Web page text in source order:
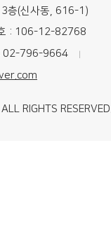
층(신사동, 616-1)
: 106-12-82768
02-796-9664 |
RIGHTS